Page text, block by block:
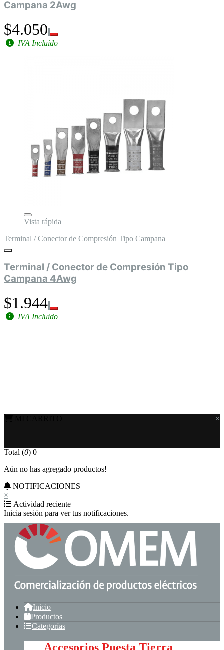
Campana 2Awg
$4.050
IVA Incluido
Vista rápida
Terminal / Conector de Compresión Tipo Campana
Terminal / Conector de Compresión Tipo
Campana 4Awg
$1.944
IVA Incluido
×
Total (0) 0
Aún no has agregado productos!
NOTIFICACIONES
×
Actividad reciente
Inicia sesión para ver tus notificaciones.
Inicio
Productos
Categorías